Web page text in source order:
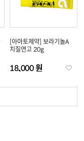
[아마토제약] 보라기놀A
치질연고 20g
18,000 원